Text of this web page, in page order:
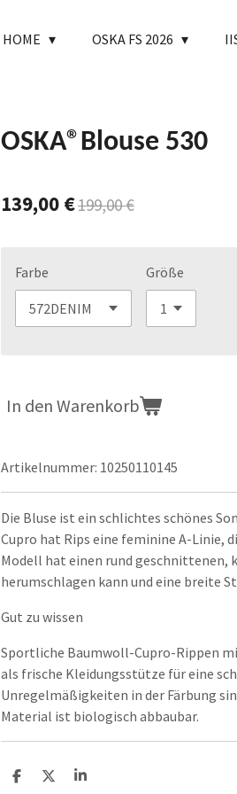
HOME OSKA FS 2026
OSKA®Blouse 530
139,00 €199,00 €
Farbe Größe
In den Warenkorb
Artikelnummer: 10250110145
Die Bluse ist ein schlichtes schönes
Cupro hat Rips eine feminine A-Linie,
Modell hat einen rund geschnittenen,
herumschlagen kann und eine breite
Gut zu wissen
Sportliche Baumwoll-Cupro-Rippen
als frische Kleidungsstütze für eine
Unregelmäßigkeiten in der Färbung
Material ist biologisch abbaubar.
T
T
T